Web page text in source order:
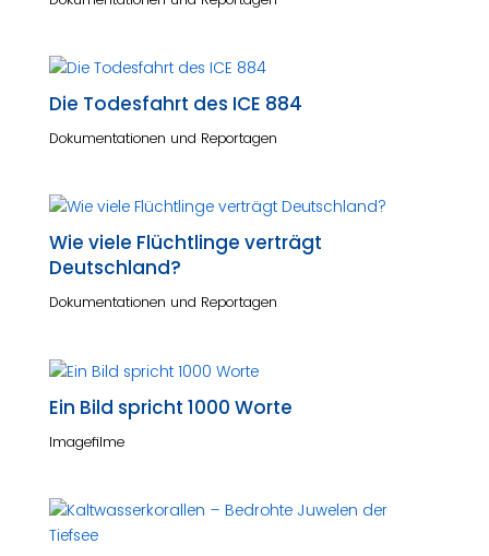
Die Todesfahrt des ICE 884
Dokumentationen und Reportagen
Wie viele Flüchtlinge verträgt
Deutschland?
Dokumentationen und Reportagen
Ein Bild spricht 1000 Worte
Imagefilme